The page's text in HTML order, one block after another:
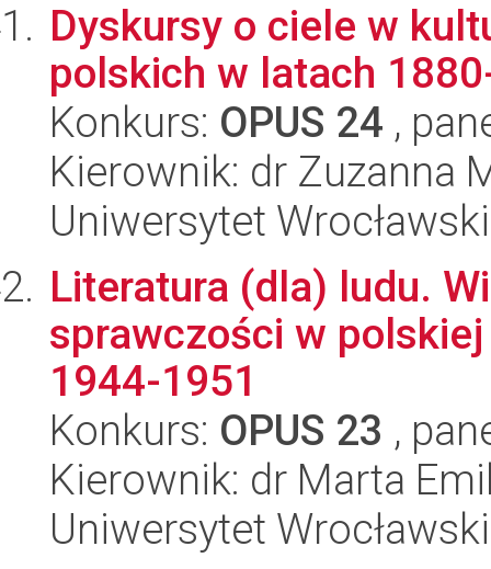
Dyskursy o ciele w
polskich w latach
Konkurs: OPUS 24 ,
Kierownik: dr Zuzanna
Uniwersytet
Literatura (dla) ludu.
sprawczości w
1944-1951
Konkurs: OPUS 23 ,
Kierownik: dr Marta
Uniwersytet